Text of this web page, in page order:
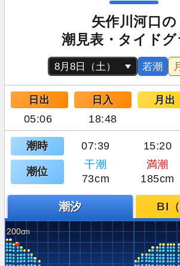
矢作川河口の
潮見表・タイドグ
若潮
日出 日入 月出
05:06 18:48
潮時 07:39 15:20
潮位
干潮 満潮
73cm
185cm
潮汐 BI
200